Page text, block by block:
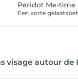
Peridot Me-time
visage autour